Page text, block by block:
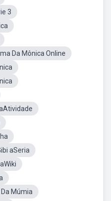
3
Da Mônica Online
aSeria
Múmia